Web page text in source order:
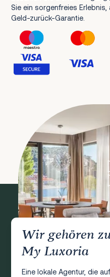
Sie ein sorgenfreies
Geld-zurück-Garantie.
Wir gehören
My Luxoria
Eine lokale Agentur, die